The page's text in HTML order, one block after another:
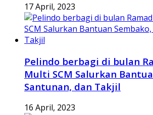
17 April, 2023
Pelindo berbagi di bulan
Multi SCM Salurkan
Santunan, dan Takjil
16 April, 2023